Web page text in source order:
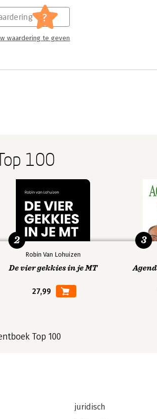
?
waardering te geven
100
Robin Van Lohuizen
De vier gekkies in je MT
27,99
2 3
Top 100
juridisch